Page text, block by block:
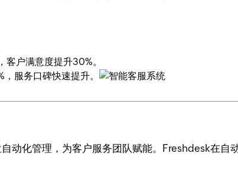
客户满意度提升30%。
，服务口碑快速提升。
动化管理，为客户服务团队赋能。Freshdesk在自